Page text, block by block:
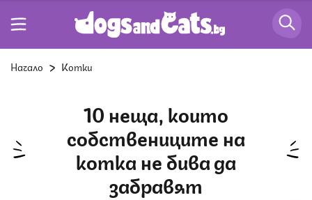
Начало Котки
10 неща, които
собствениците на
котка не бива да
забравят